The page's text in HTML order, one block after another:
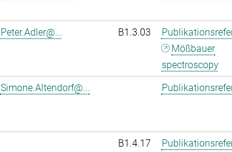
Peter.Adler@... B1.3.03
Mößbauer
spectroscopy
Simone.Altendorf@...
B1.4.17